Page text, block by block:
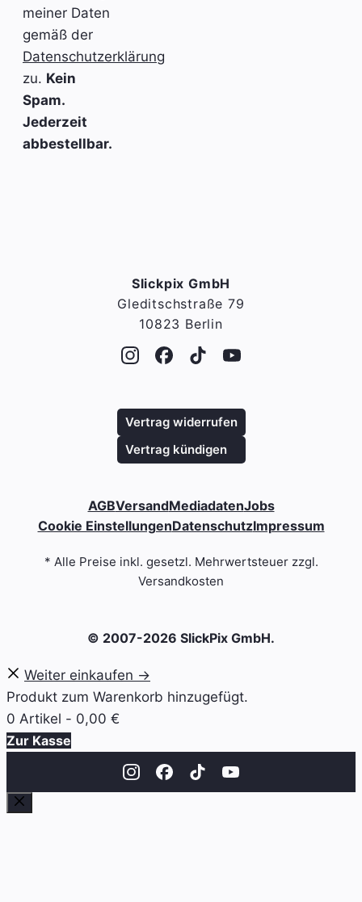
meiner Daten
gemäß der
Datenschutzerklärung
zu. Kein
Spam.
Jederzeit
abbestellbar.
Slickpix GmbH
Gleditschstraße 79
10823 Berlin
© 2007-2026 SlickPix GmbH.
AGBVersandMediadatenJobs
Cookie EinstellungenDatenschutzImpressum
Vertrag widerrufen
Vertrag kündigen
* Alle Preise inkl. gesetzl. Mehrwertsteuer zzgl.
Versandkosten
Weiter einkaufen →
Produkt zum Warenkorb hinzugefügt.
0 Artikel - 0,00 €
Zur Kasse
Schließen